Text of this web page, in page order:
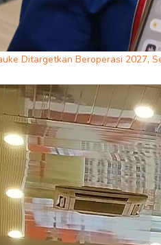
Ditargetkan Beroperasi 2027,